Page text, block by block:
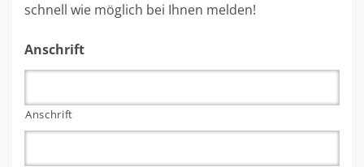
schnell wie möglich bei Ihnen melden!
Anschrift
Anschrift